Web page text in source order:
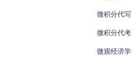
微积分代写
微积分代考
微观经济学